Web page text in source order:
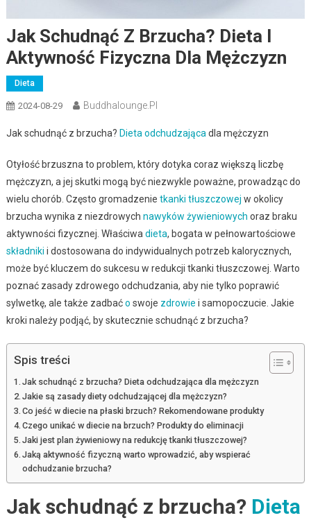
Jak Schudnąć Z Brzucha? Dieta I
Aktywność Fizyczna Dla Mężczyzn
Dieta
2024-08-29 Buddhalounge.pl
Jak schudnąć z brzucha? Dieta odchudzająca dla mężczyzn
Otyłość brzuszna to problem, który dotyka coraz większą liczbę
mężczyzn, a jej skutki mogą być niezwykle poważne, prowadząc do
wielu chorób. Często gromadzenie tkanki tłuszczowej w okolicy
brzucha wynika z niezdrowych nawyków żywieniowych oraz braku
aktywności fizycznej. Właściwa dieta, bogata w pełnowartościowe
składniki i dostosowana do indywidualnych potrzeb kalorycznych,
może być kluczem do sukcesu w redukcji tkanki tłuszczowej. Warto
poznać zasady zdrowego odchudzania, aby nie tylko poprawić
sylwetkę, ale także zadbaćo swoje zdrowie i samopoczucie. Jakie
kroki należy podjąć, by skutecznie schudnąć z brzucha?
Spis treści
Jak schudnąć z brzucha? Dieta odchudzająca dla mężczyzn
Jakie są zasady diety odchudzającej dla mężczyzn?
Co jeść w diecie na płaski brzuch? Rekomendowane produkty
Czego unikać w diecie na brzuch? Produkty do eliminacji
Jaki jest plan żywieniowy na redukcję tkanki tłuszczowej?
Jaką aktywność fizyczną warto wprowadzić, aby wspierać
odchudzanie brzucha?
Jak schudnąć z brzucha? Dieta